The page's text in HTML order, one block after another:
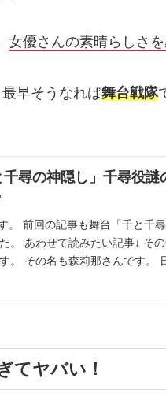
女優さんの素晴らしさ
早そうなれば舞台戦隊
尋の神隠し」千尋役
。 前回の記事も舞台「千と千
。 あわせて読みたい記事↓ そ
。 その名も森莉那さんです。
てヤバい！